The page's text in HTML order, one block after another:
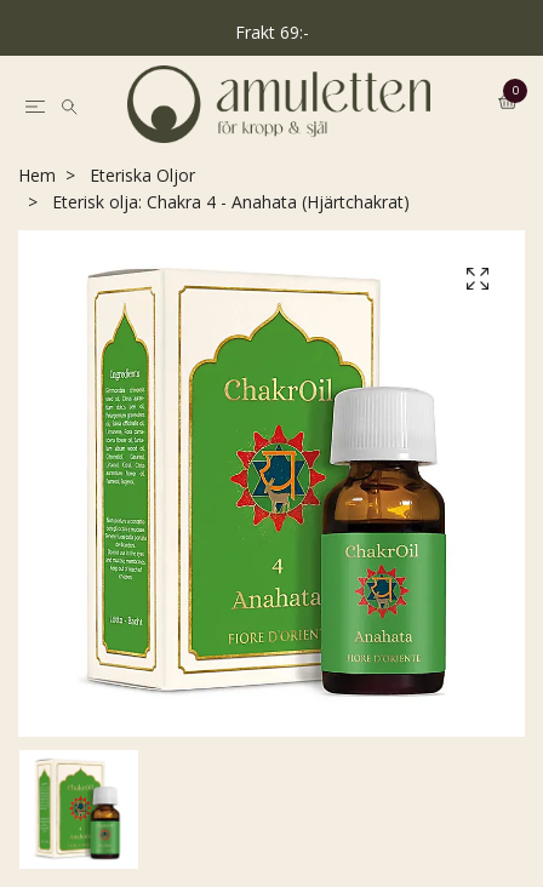
Frakt 69:-
0
Hem
Eteriska Oljor
Eterisk olja: Chakra 4 - Anahata (Hjärtchakrat)